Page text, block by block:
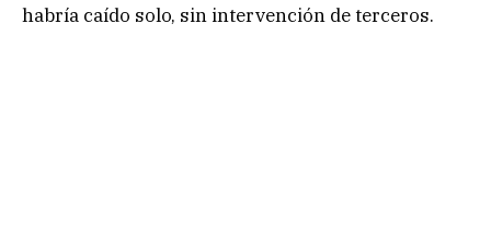
habría caído solo, sin intervención de terceros.